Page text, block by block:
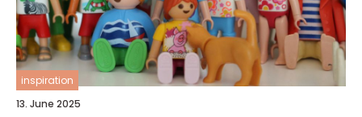
inspiration
13. June 2025